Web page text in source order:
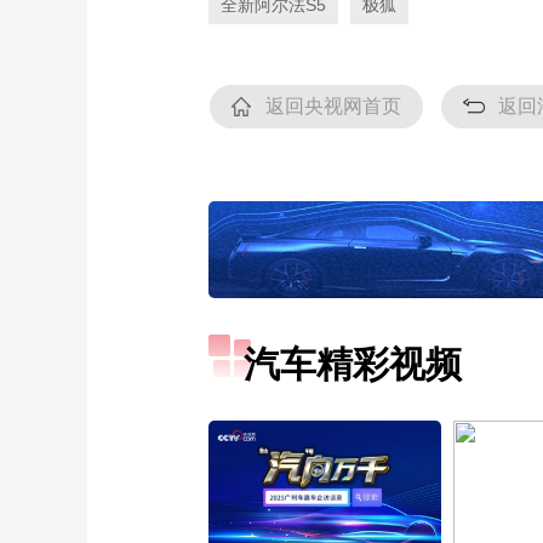
全新阿尔法S5 极狐
返回央视网首页 返回
汽车精彩视频